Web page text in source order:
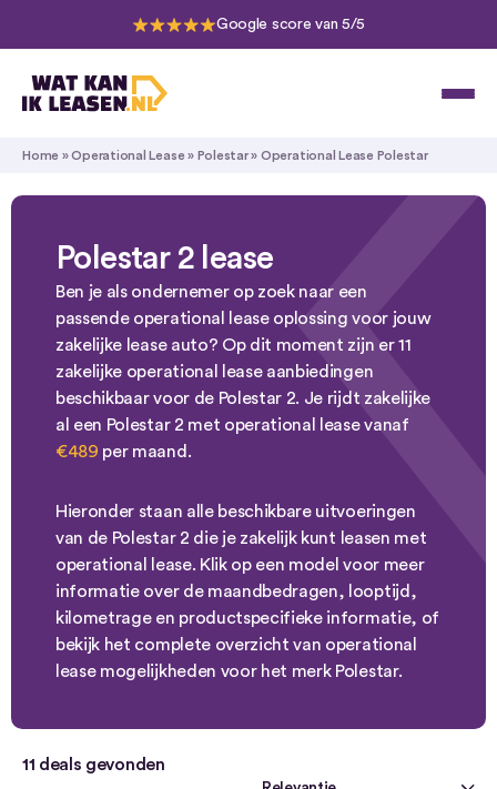
Google score van 5/5
Home »Operational Lease » Polestar » Operational Lease Polestar
Polestar 2 lease
Ben je als ondernemer op zoek naar een
passende operational lease oplossing voor jouw
zakelijke lease auto? Op dit moment zijn er 11
zakelijke operational lease aanbiedingen
beschikbaar voor de Polestar 2. Je rijdt zakelijke
al een Polestar 2 met operational lease vanaf
€489 per maand.
Hieronder staan alle beschikbare uitvoeringen
van de Polestar 2 die je zakelijk kunt leasen met
operational lease. Klik op een model voor meer
informatie over de maandbedragen, looptijd,
kilometrage en productspecifieke informatie, of
bekijk het complete overzicht van operational
lease mogelijkheden voor het merk Polestar.
11 deals gevonden